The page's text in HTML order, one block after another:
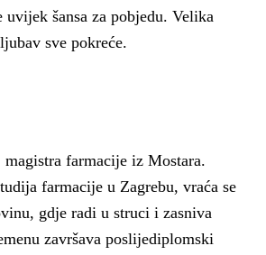
uvijek šansa za pobjedu. Velika
sve pokreće.
farmacije iz Mostara.
farmacije u Zagrebu, vraća se
gdje radi u struci i zasniva
završava poslijediplomski